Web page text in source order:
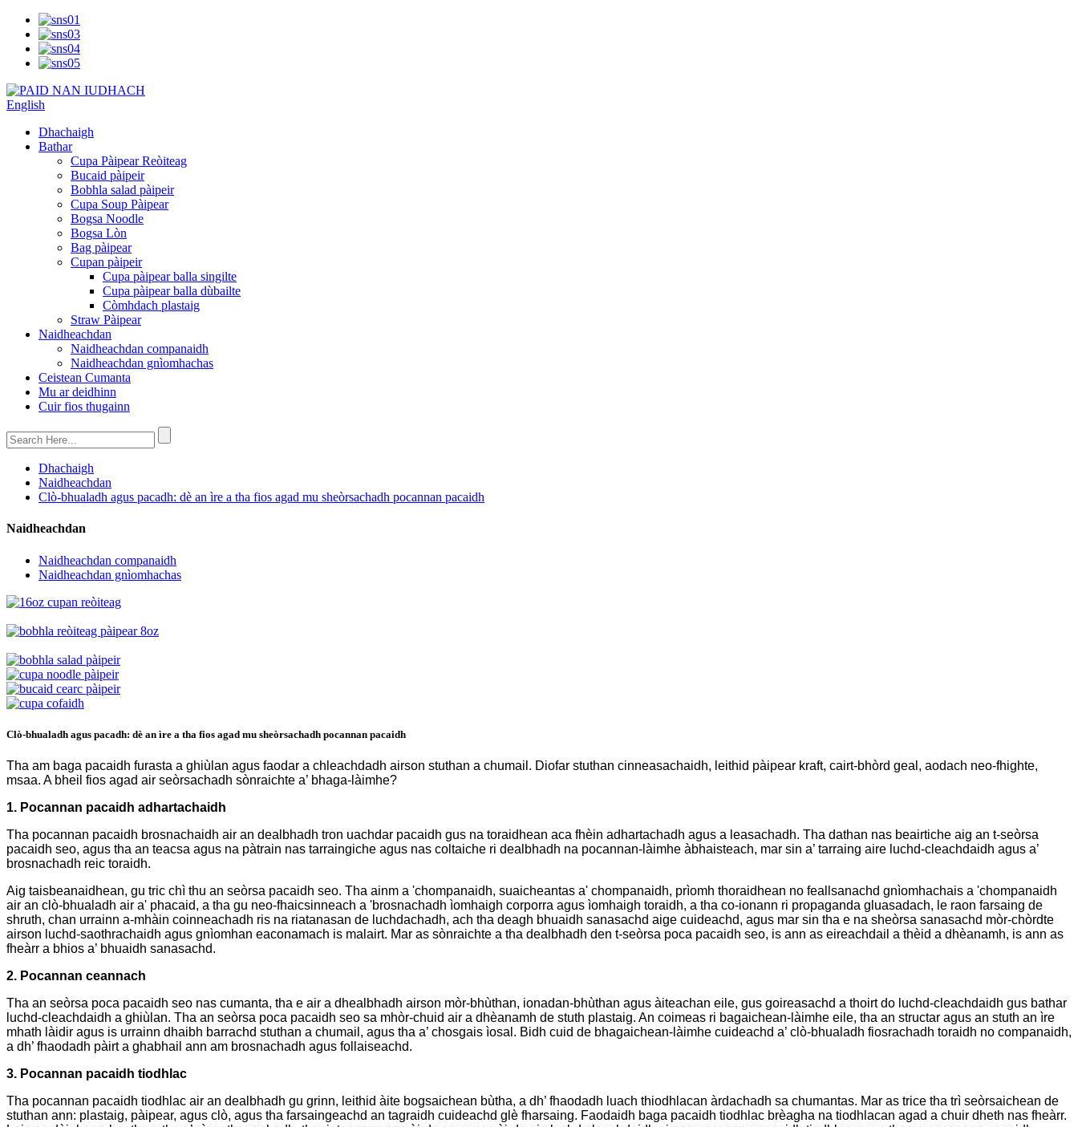
English
Dhachaigh
Bathar
Cupa Pàipear Reòiteag
Bucaid pàipeir
Bobhla salad pàipeir
Cupa Soup Pàipear
Bogsa Noodle
Bogsa Lòn
Bag pàipear
Cupan pàipeir
Cupa pàipear balla singilte
Cupa pàipear balla dùbailte
Còmhdach plastaig
Straw Pàipear
Naidheachdan
Naidheachdan companaidh
Naidheachdan gnìomhachas
Ceistean Cumanta
Mu ar deidhinn
Cuir fios thugainn
Dhachaigh
Naidheachdan
Clò-bhualadh agus pacadh: dè an ìre a tha fios agad mu sheòrsachadh pocannan pacaidh
Naidheachdan
Naidheachdan companaidh
Naidheachdan gnìomhachas
Clò-bhualadh agus pacadh: dè an ìre a tha fios agad mu sheòrsachadh pocannan pacaidh
Tha am baga pacaidh furasta a ghiùlan agus faodar a chleachdadh airson stuthan a chumail. Diofar stuthan cinneasachaidh, leithid pàipear kraft, cairt-bhòrd geal, aodach neo-fhighte,
msaa. A bheil fios agad air seòrsachadh sònraichte a’ bhaga-làimhe?
1. Pocannan pacaidh adhartachaidh
Tha pocannan pacaidh brosnachaidh air an dealbhadh tron ​​​​uachdar pacaidh gus na toraidhean aca fhèin adhartachadh agus a leasachadh. Tha dathan nas beairtiche aig an t-seòrsa
pacaidh seo, agus tha an teacsa agus na pàtrain nas tarraingiche agus nas coltaiche ri dealbhadh na pocannan-làimhe àbhaisteach, mar sin a’ tarraing aire luchd-cleachdaidh agus a’
brosnachadh reic toraidh.
Aig taisbeanaidhean, gu tric chì thu an seòrsa pacaidh seo. Tha ainm a 'chompanaidh, suaicheantas a' chompanaidh, prìomh thoraidhean no feallsanachd gnìomhachais a 'chompanaidh
air an clò-bhualadh air a' phacaid, a tha gu neo-fhaicsinneach a 'brosnachadh ìomhaigh corporra agus ìomhaigh toraidh, a tha co-ionann ri propaganda gluasadach, le raon farsaing de
shruth, chan urrainn a-mhàin coinneachadh ris na riatanasan de luchdachadh, ach tha deagh bhuaidh sanasachd aige cuideachd, agus mar sin tha e na sheòrsa sanasachd mòr-chòrdte
airson luchd-saothrachaidh agus gnìomhan eaconamach is malairt. Mar as sònraichte a tha dealbhadh den t-seòrsa poca pacaidh seo, is ann as eireachdail a thèid a dhèanamh, is ann as
fheàrr a bhios a’ bhuaidh sanasachd.
2. Pocannan ceannach
Tha an seòrsa poca pacaidh seo nas cumanta, tha e air a dhealbhadh airson mòr-bhùthan, ionadan-bhùthan agus àiteachan eile, gus goireasachd a thoirt do luchd-cleachdaidh gus bathar
luchd-cleachdaidh a ghiùlan. Tha an seòrsa poca pacaidh seo sa mhòr-chuid air a dhèanamh de stuth plastaig. An coimeas ri bagaichean-làimhe eile, tha an structar agus an stuth an ìre
mhath làidir agus is urrainn dhaibh barrachd stuthan a chumail, agus tha a’ chosgais ìosal. Bidh cuid de bhagaichean-làimhe cuideachd a’ clò-bhualadh fiosrachadh toraidh no companaidh,
a dh’ fhaodadh pàirt a ghabhail ann am brosnachadh agus follaiseachd.
3. Pocannan pacaidh tiodhlac
Tha pocannan pacaidh tiodhlac air an dealbhadh gu grinn, leithid àite bogsaichean bùtha, a dh’ fhaodadh luach thiodhlacan àrdachadh sa chumantas. Mar as trice tha trì seòrsaichean de
stuthan ann: plastaig, pàipear, agus clò, agus tha farsaingeachd an tagraidh cuideachd glè fharsaing. Faodaidh baga pacaidh tiodhlac brèagha na tiodhlacan agad a chuir dheth nas fheàrr.